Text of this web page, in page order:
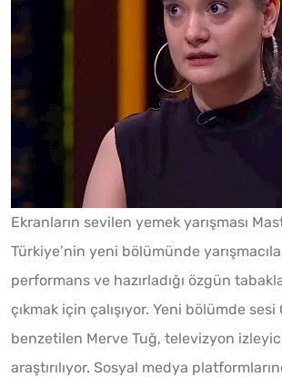
Ekranların sevilen yemek yarışması
Türkiye’nin yeni bölümünde
performans ve hazırladığı özgün
çıkmak için çalışıyor. Yeni bölümde sesi
benzetilen Merve Tuğ, televizyon
araştırılıyor. Sosyal medya